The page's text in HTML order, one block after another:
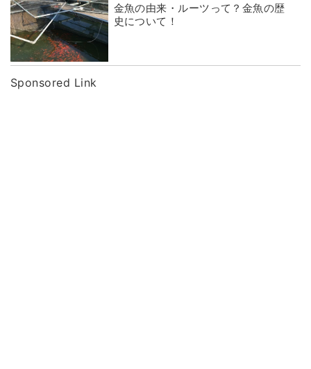
金魚の由来・ルーツって？金魚の歴
史について！
Sponsored Link